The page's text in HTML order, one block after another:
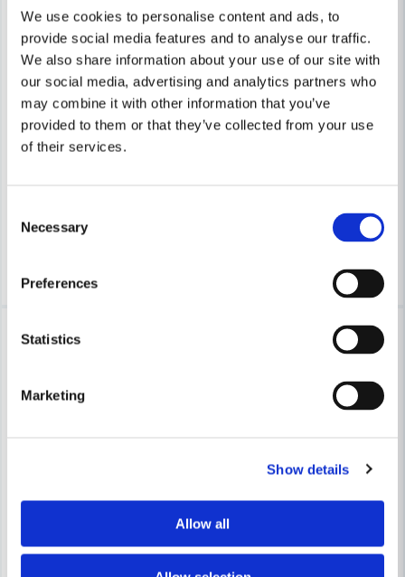
We use cookies to personalise content and ads, to
provide social media features and to analyse our traffic.
We also share information about your use of our site with
our social media, advertising and analytics partners who
may combine it with other information that you’ve
provided to them or that they’ve collected from your use
of their services.
Selection
Necessary
Preferences
Statistics
Marketing
Show details
Allow all
RAPID TOOLS
Rapid Bredtrådsklammer 140/10 PP-BOX 5000ST
3-7 arbetsdagar
RAPID TOOLS
Rapid Fintrådsklammer 13/6
Leveranstid ifrån leverantör ca